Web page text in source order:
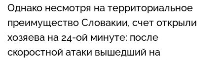
Однако несмотря на территориальное
преимущество Словакии, счет открыли
хозяева на 24-ой минуте: после
скоростной атаки вышедший на